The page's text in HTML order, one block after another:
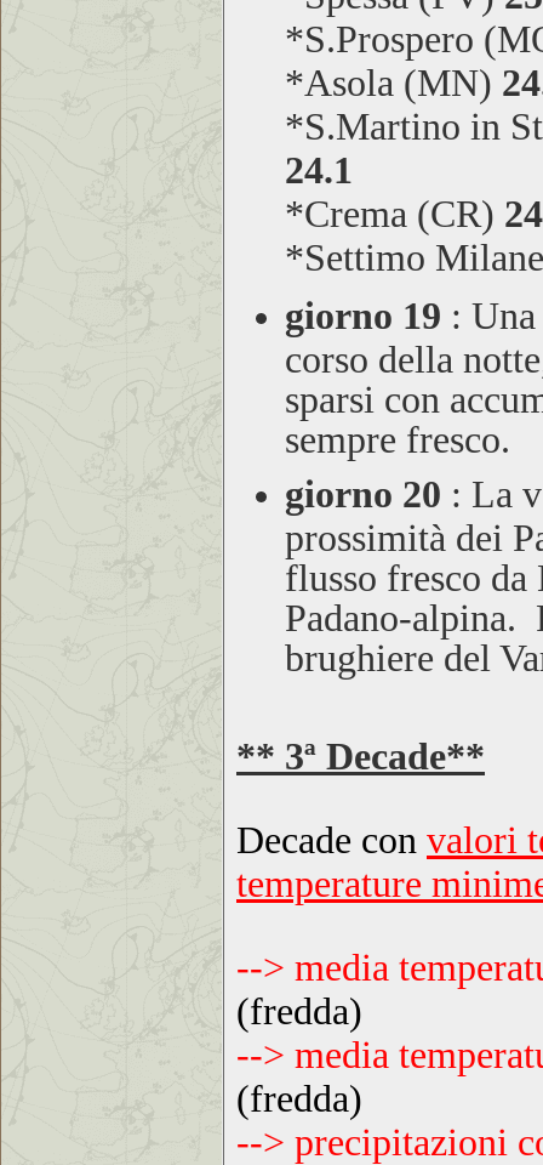
*S.Prospero
*Asola (MN)
*S.Martino in
24.1
*Crema (CR)
*Settimo
giorno 19 :
corso della
sparsi con
sempre fresco.
giorno 20 : La
prossimità dei
flusso fresco
Padano-alpina.
brughiere del
** 3ª Decade**
Decade con valori
temperature
--> media
(fredda)
--> media
(fredda)
--> precipitazioni